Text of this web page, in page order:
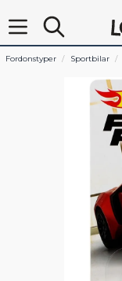
Fordonstyper Sportbilar